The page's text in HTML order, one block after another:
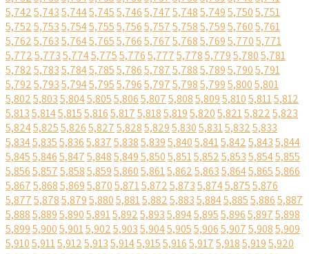
5,7425,7435,7445,7455,7465,7475,7485,7495,7505,751
5,7525,7535,7545,7555,7565,7575,7585,7595,7605,761
5,7625,7635,7645,7655,7665,7675,7685,7695,7705,771
5,7725,7735,7745,7755,7765,7775,7785,7795,7805,781
5,7825,7835,7845,7855,7865,7875,7885,7895,7905,791
5,7925,7935,7945,7955,7965,7975,7985,7995,8005,801
5,8025,8035,8045,8055,8065,8075,8085,8095,8105,8115,812
5,8135,8145,8155,8165,8175,8185,8195,8205,8215,8225,823
5,8245,8255,8265,8275,8285,8295,8305,8315,8325,833
5,8345,8355,8365,8375,8385,8395,8405,8415,8425,8435,844
5,8455,8465,8475,8485,8495,8505,8515,8525,8535,8545,855
5,8565,8575,8585,8595,8605,8615,8625,8635,8645,8655,866
5,8675,8685,8695,8705,8715,8725,8735,8745,8755,876
5,8775,8785,8795,8805,8815,8825,8835,8845,8855,8865,887
5,8885,8895,8905,8915,8925,8935,8945,8955,8965,8975,898
5,8995,9005,9015,9025,9035,9045,9055,9065,9075,9085,909
5,9105,9115,9125,9135,9145,9155,9165,9175,9185,9195,920